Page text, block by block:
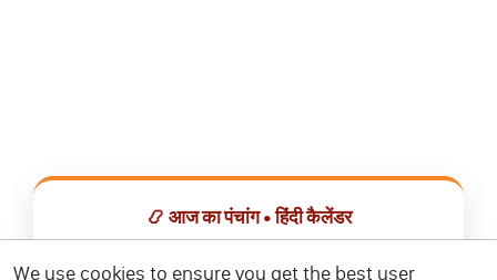
📿 आज का पंचांग • हिंदी कैलेंडर
We use cookies to ensure you get the best user